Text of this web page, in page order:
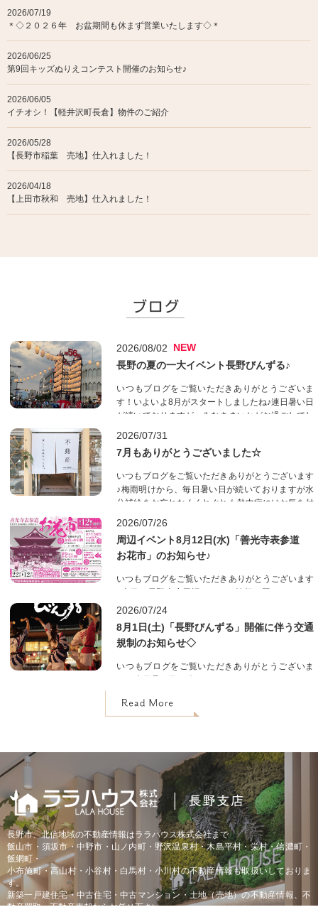
2026/07/19
＊◇２０２６年 お盆期間も休まず営業いたします◇＊
2026/06/25
第9回キッズぬりえコンテスト開催のお知らせ♪
2026/06/05
イチオシ！【軽井沢町長倉】物件のご紹介
2026/05/28
【長野市稲葉 売地】仕入れました！
2026/04/18
【上田市秋和 売地】仕入れました！
2026/08/02
NEW
長野の夏の一大イベント長野びんずる♪
いつもブログをご覧いただきありがとうございま
す！いよいよ8月がスタートしましたね♪連日暑い日
が続いておりますが、みなさまいかがお過ごしでし
ね！浴衣を着た方も多く、華やかで素敵でした♪皆
さまは夏祭り、楽しまれた...
2026/07/31
7月もありがとうございました☆
いつもブログをご覧いただきありがとうございます
♪梅雨明けから、毎日暑い日が続いておりますが水
分補給をお忘れなくくれぐれも熱中症にはお気を付
とうございました♪明日、８月1日 （土）はいよい
よびんずる祭りが開催さ...
2026/07/26
周辺イベント8月12日(水)「善光寺表参道
お花市」のお知らせ♪
いつもブログをご覧いただきありがとうございます
水曜日に行われる「善光寺表参道 お花市」のご紹
介です☆お盆を迎えるためのお盆用品やお供えのお
花が購入できるのははもちろん、当日はセントラル
スクエアに金魚すくいの屋台やウォータースライダ
ーも出現♪賑やかな雰...
2026/07/24
8月1日(土)「長野びんずる」開催に伴う交通
規制のお知らせ◇
いつもブログをご覧いただきありがとうございま
は、「長野びんずる」が開催されますね！街中がと
長野市、北信地域の不動産情報はララハウス株式会社まで
飯山市・須坂市・中野市・山ノ内町・野沢温泉村・木島平村・栄村・信濃町・
飯網町・
小布施町・高山村・小谷村・白馬村・小川村の不動産情報も取扱いしておりま
す。
新築一戸建住宅・中古住宅・中古マンション・土地（売地）の不動産情報、不
動産買取・不動産売却ならお任せ下さい。